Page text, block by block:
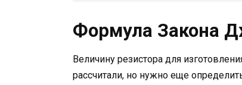
Формула Закона
Величину резистора для
рассчитали, но нужно еще